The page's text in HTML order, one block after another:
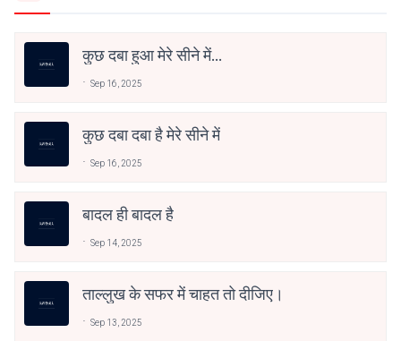
कुछ दबा हुआ मेरे सीने में...
Sep 16, 2025
कुछ दबा दबा है मेरे सीने में
Sep 16, 2025
बादल ही बादल है
Sep 14, 2025
ताल्लुख के सफर में चाहत तो दीजिए।
Sep 13, 2025